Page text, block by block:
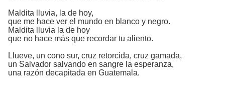
Maldita lluvia, la de hoy,
que me hace ver el mundo en blanco y negro.
Maldita lluvia la de hoy
que no hace más que recordar tu aliento.
Llueve, un cono sur, cruz retorcida, cruz gamada,
un Salvador salvando en sangre la esperanza,
una razón decapitada en Guatemala.